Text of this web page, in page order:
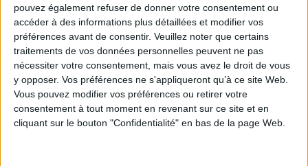
pouvez également refuser de donner votre consentement ou
accéder à des informations plus détaillées et modifier vos
préférences avant de consentir. Veuillez noter que certains
traitements de vos données personnelles peuvent ne pas
nécessiter votre consentement, mais vous avez le droit de vous
y opposer. Vos préférences ne s'appliqueront qu’à ce site Web.
Vous pouvez modifier vos préférences ou retirer votre
consentement à tout moment en revenant sur ce site et en
cliquant sur le bouton "Confidentialité" en bas de la page Web.
Stratégie data : tirez profit de l’intelligence des
données
LES DERNIÈRES PARUTIONS